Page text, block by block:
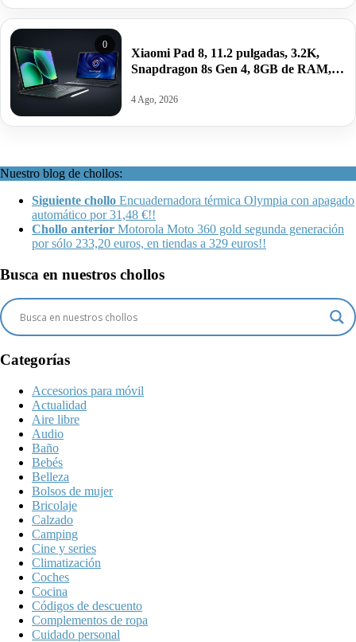
0
Xiaomi Pad 8, 11.2 pulgadas, 3.2K,
Snapdragon 8s Gen 4, 8GB de RAM,
277,99€ antes 449,90€. Y 8GB/256GB
4 Ago, 2026
Nuestro blog de chollos:
Siguiente chollo Encuadernadora térmica Olympia con apagado
automático por 31,48 €!!
Chollo anterior Motorola Moto 360 gold segunda generación
por sólo 233,20 euros, en tiendas a 329 euros!!
Busca en nuestros chollos
Categorías
Accesorios para móvil
Actualidad
Aire libre
Audio
Baño
Bebés
Belleza
Bolsos de mujer
Bricolaje
Calzado
Camping
Cine y series
Climatización
Coches
Cocina
Códigos de descuento
Complementos de ropa
Cuidado personal